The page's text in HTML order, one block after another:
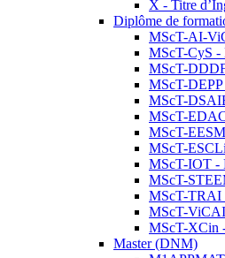
X - Titre
Diplôme de
MScT-AI-
MScT-CyS -
MScT-
MScT-
MScT-
MScT-
MScT-
MScT-
MScT-IOT -
MScT-
MScT-TRAI
MScT-
MScT-XCin
Master (DNM)